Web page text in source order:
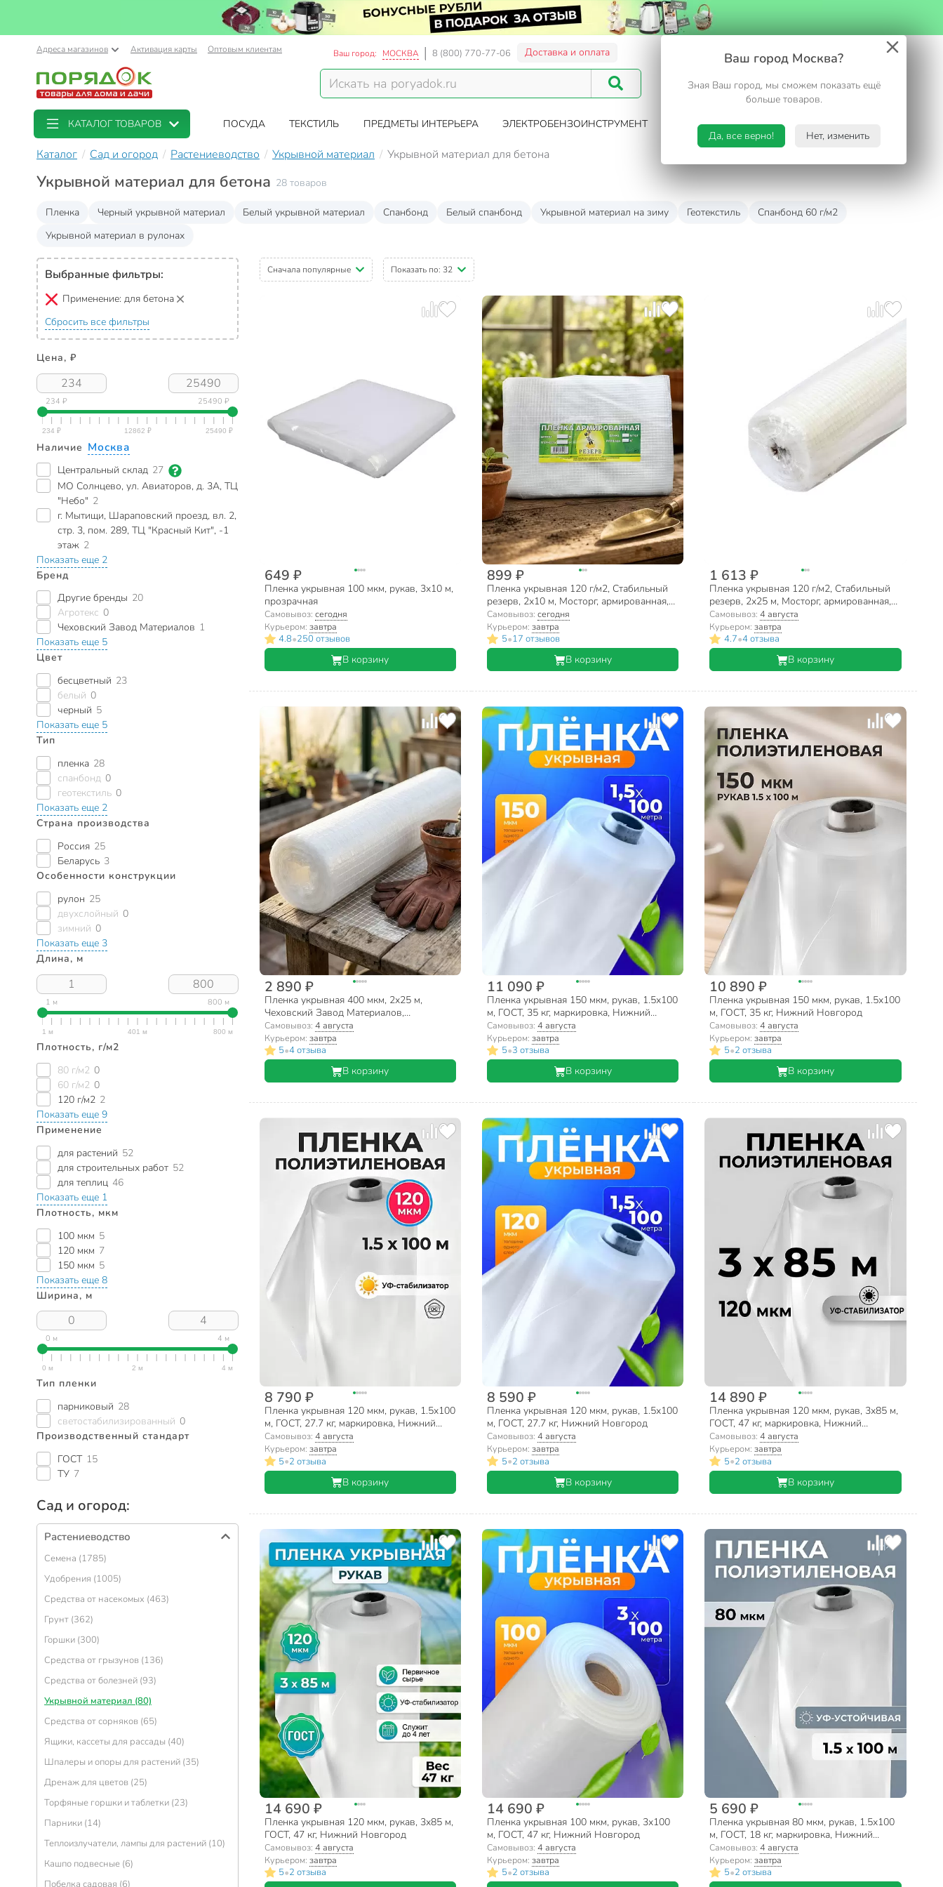
Ваш город Москва?
Зная Ваш город, мы сможем показать ещё
больше товаров.
Да, все верно! Нет, изменить
Адреса магазинов Активация карты Оптовым клиентам Ваш город: МОСКВА 8 (800) 770-77-06 Доставка и оплата
Корзина
КАТАЛОГ ТОВАРОВ ПОСУДА ТЕКСТИЛЬ ПРЕДМЕТЫ ИНТЕРЬЕРА ЭЛЕКТРОБЕНЗОИНСТРУМЕНТ САД И ОГОРОД ТУРИЗМ. ОТДЫХ НА ДАЧЕ
Каталог Сад и огород Растениеводство Укрывной материал Укрывной материал для бетона
Укрывной материал для бетона 28 товаров
Пленка Черный укрывной материал Белый укрывной материал Спанбонд Белый спанбонд Укрывной материал на зиму Геотекстиль
Спанбонд 60 г/м2
Укрывной материал в рулонах
Выбранные фильтры:
Применение: для бетона
Сбросить все фильтры
Цена, ₽
234 ₽ 25490 ₽
Наличие Москва
Центральный склад 27
МО Солнцево, ул. Авиаторов, д. 3А, ТЦ
"Небо" 2
г. Мытищи, Шараповский проезд, вл. 2,
стр. 3, пом. 289, ТЦ "Красный Кит", -1
этаж 2
Показать еще 2
Бренд
Другие бренды 20
Агротекс 0
Чеховский Завод Материалов 1
Показать еще 5
Цвет
бесцветный 23
белый 0
черный 5
Показать еще 5
Тип
пленка 28
спанбонд 0
геотекстиль 0
Показать еще 2
Страна производства
Россия 25
Беларусь 3
Особенности конструкции
рулон 25
двухслойный 0
зимний 0
Показать еще 3
Длина, м
1 м 800 м
Плотность, г/м2
80 г/м2 0
60 г/м2 0
120 г/м2 2
Показать еще 9
Применение
для растений 52
для строительных работ 52
для теплиц 46
Показать еще 1
Плотность, мкм
100 мкм 5
120 мкм 7
150 мкм 5
Показать еще 8
Ширина, м
0 м 4 м
Тип пленки
парниковый 28
светостабилизированный 0
Производственный стандарт
ГОСТ 15
ТУ 7
Сад и огород:
Растениеводство
Семена (1785)
Удобрения (1005)
Средства от насекомых (463)
Грунт (362)
Горшки (300)
Средства от грызунов (136)
Средства от болезней (93)
Укрывной материал (80)
Средства от сорняков (65)
Ящики, кассеты для рассады (40)
Шпалеры и опоры для растений (35)
Дренаж для цветов (25)
Торфяные горшки и таблетки (23)
Парники (14)
Теплоизлучатели, лампы для растений (10)
Кашпо подвесные (6)
Побелка садовая (6)
Сначала популярные Показать по: 32
649 ₽
Пленка укрывная 100 мкм, рукав, 3х10 м,
прозрачная
Самовывоз: сегодня
Курьером: завтра
4.8•250 отзывов
В корзину
899 ₽
Пленка укрывная 120 г/м2, Стабильный
резерв, 2х10 м, Мосторг, армированная,
000002410
Самовывоз: сегодня
Курьером: завтра
5•17 отзывов
В корзину
1 613 ₽
Пленка укрывная 120 г/м2, Стабильный
резерв, 2х25 м, Мосторг, армированная,
000003461
Самовывоз:4 августа
Курьером:завтра
4.7•4 отзыва
В корзину
2 890 ₽
Пленка укрывная 400 мкм, 2х25 м,
Чеховский Завод Материалов,
армированная, универсальный, 00-
00003589
Самовывоз: 4 августа
Курьером: завтра
5•4 отзыва
В корзину
11 090 ₽
Пленка укрывная 150 мкм, рукав, 1.5х100
м, ГОСТ, 35 кг, маркировка, Нижний
Новгород
Самовывоз: 4 августа
Курьером: завтра
5•3 отзыва
В корзину
10 890 ₽
Пленка укрывная 150 мкм, рукав, 1.5х100
м, ГОСТ, 35 кг, Нижний Новгород
Самовывоз:4 августа
Курьером:завтра
5•2 отзыва
В корзину
8 790 ₽
Пленка укрывная 120 мкм, рукав, 1.5х100
м, ГОСТ, 27.7 кг, маркировка, Нижний
Новгород
Самовывоз: 4 августа
Курьером: завтра
5•2 отзыва
В корзину
8 590 ₽
Пленка укрывная 120 мкм, рукав, 1.5х100
м, ГОСТ, 27.7 кг, Нижний Новгород
Самовывоз: 4 августа
Курьером: завтра
5•2 отзыва
В корзину
14 890 ₽
Пленка укрывная 120 мкм, рукав, 3х85 м,
ГОСТ, 47 кг, маркировка, Нижний
Новгород
Самовывоз:4 августа
Курьером:завтра
5•2 отзыва
В корзину
14 690 ₽
Пленка укрывная 120 мкм, рукав, 3х85 м,
ГОСТ, 47 кг, Нижний Новгород
Самовывоз: 4 августа
Курьером: завтра
5•2 отзыва
14 690 ₽
Пленка укрывная 100 мкм, рукав, 3х100
м, ГОСТ, 47 кг, Нижний Новгород
Самовывоз: 4 августа
Курьером: завтра
5•2 отзыва
5 690 ₽
Пленка укрывная 80 мкм, рукав, 1.5х100
м, ГОСТ, 18 кг, маркировка, Нижний
Новгород
Самовывоз:4 августа
Курьером:завтра
5•2 отзыва